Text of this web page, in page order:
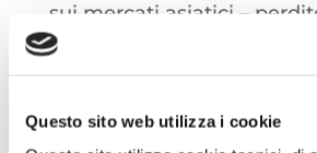
Questo sito web utilizza i cookie
sui mercati asiatici –
sopra il 10% per Hong
Continente, mediamente
questa mattina.